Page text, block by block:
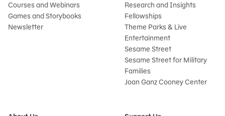
Courses and Webinars
Games and Storybooks
Newsletter
Research and Insights
Fellowships
Theme Parks & Live
Entertainment
Sesame Street
Sesame Street for Military
Families
Joan Ganz Cooney Center